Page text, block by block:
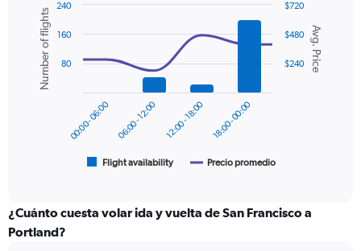
axis
displaying
values.
Range:
Combination
chart
with
data
series.
displaying
categories.
Range:
Chart
graphic.
Avg. Price
Number of flights
Flight availability Precio promedio
00:00 - 06:00 06:00 - 12:00 12:00 - 18:00 18:00 - 00:00
$240
$480
$720
80
160
240
¿Cuánto cuesta volar ida y vuelta de San Francisco a
Portland?